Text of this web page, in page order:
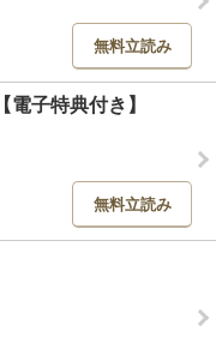
無料立読み
子特典付き】
無料立読み